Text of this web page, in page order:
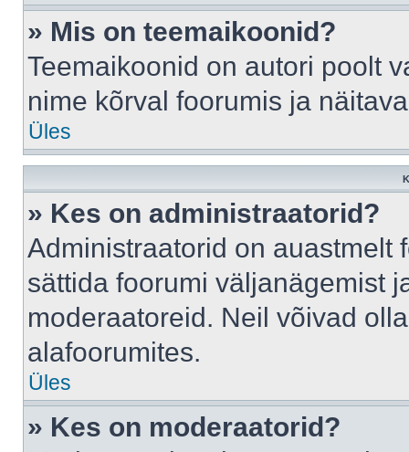
» Mis on teemaikoonid?
Teemaikoonid on autori poolt
nime kõrval foorumis ja
Üles
» Kes on administraatorid?
Administraatorid on auastmelt
sättida foorumi väljanägemist
moderaatoreid. Neil võivad
alafoorumites.
Üles
» Kes on moderaatorid?